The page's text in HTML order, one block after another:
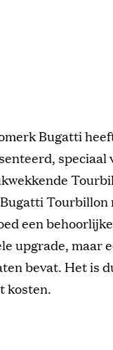
Bugatti
Tourbillon
een
upgrade, maar
bevat. Het is
kosten.